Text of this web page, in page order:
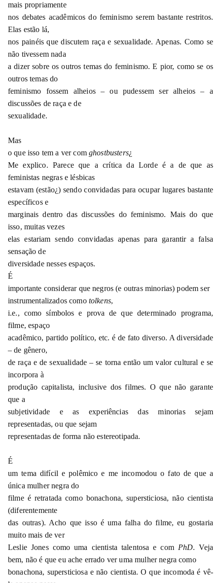
mais propriamente
nos debates acadêmicos do feminismo serem bastante restritos.
Elas estão lá,
nos painéis que discutem raça e sexualidade. Apenas. Como se
não tivessem nada
a dizer sobre os outros temas do feminismo. E pior, como se os
outros temas do
feminismo fossem alheios – ou pudessem ser alheios – a
discussões de raça e de
sexualidade.
Mas
o que isso tem a ver com ghostbusters¿
Me explico. Parece que a crítica da Lorde é a de que as
feministas negras e lésbicas
estavam (estão¿) sendo convidadas para ocupar lugares bastante
específicos e
marginais dentro das discussões do feminismo. Mais do que
isso, muitas vezes
elas estariam sendo convidadas apenas para garantir a falsa
sensação de
diversidade nesses espaços.
É
importante considerar que negros (e outras minorias) podem ser
instrumentalizados como tolkens,
i.e., como símbolos e prova de que determinado programa,
filme, espaço
acadêmico, partido político, etc. é de fato diverso. A diversidade
– de gênero,
de raça e de sexualidade – se torna então um valor cultural e se
incorpora à
produção capitalista, inclusive dos filmes. O que não garante
que a
subjetividade e as experiências das minorias sejam
representadas, ou que sejam
representadas de forma não estereotipada.
É
um tema difícil e polêmico e me incomodou o fato de que a
única mulher negra do
filme é retratada como bonachona, supersticiosa, não cientista
(diferentemente
das outras). Acho que isso é uma falha do filme, eu gostaria
muito mais de ver
Leslie Jones como uma cientista talentosa e com PhD. Veja
bem, não é que eu ache errado ver uma mulher negra como
bonachona, supersticiosa e não cientista. O que incomoda é vê-